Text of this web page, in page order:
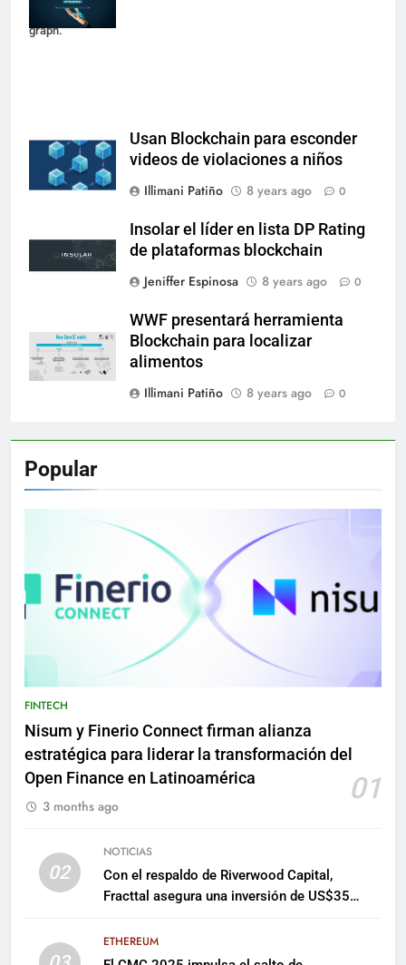
virtual tradeview
graph.
Usan Blockchain para esconder
videos de violaciones a niños
Illimani Patiño
8 years ago 0
Insolar el líder en lista DP Rating
de plataformas blockchain
Jeniffer Espinosa
8 years ago 0
WWF presentará herramienta
Blockchain para localizar
alimentos
Illimani Patiño
8 years ago 0
Popular
FINTECH
Nisum y Finerio Connect firman alianza
estratégica para liderar la transformación del
Open Finance en Latinoamérica
01
3 months ago
02
NOTICIAS
Con el respaldo de Riverwood Capital,
Fracttal asegura una inversión de US$35
ETHEREUM